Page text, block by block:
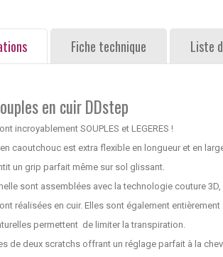
Fiche technique Liste
en cuir DDstep
incroyablement SOUPLES et LEGERES !
caoutchouc est extra flexible en longueur et en
un grip parfait même sur sol glissant.
sont assemblées avec la technologie couture
réalisées en cuir. Elles sont également
permettent de limiter la transpiration.
de deux scratchs offrant un réglage parfait à la